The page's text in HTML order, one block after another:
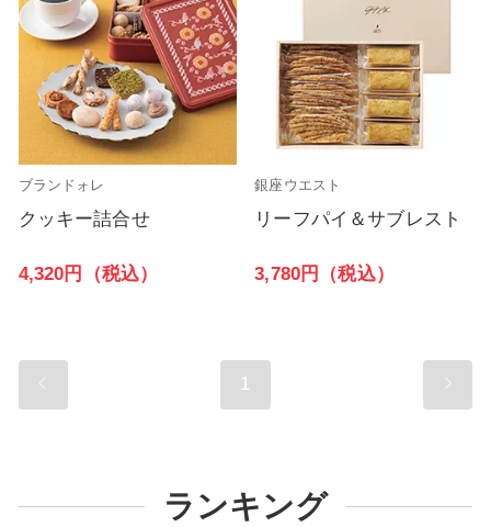
ブランドォレ
クッキー詰合せ
4,320円（税込）
銀座ウエスト
リーフパイ＆サブレスト
3,780円（税込）
1
ランキング